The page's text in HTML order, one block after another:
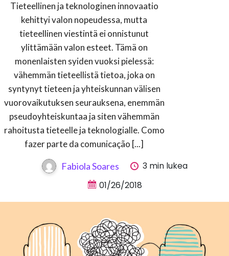
Tieteellinen ja teknologinen innovaatio
kehittyi valon nopeudessa, mutta
tieteellinen viestintä ei onnistunut
ylittämään valon esteet. Tämä on
monenlaisten syiden vuoksi pielessä:
vähemmän tieteellistä tietoa, joka on
syntynyt tieteen ja yhteiskunnan välisen
vuorovaikutuksen seurauksena, enemmän
pseudoyhteiskuntaa ja siten vähemmän
rahoitusta tieteelle ja teknologialle. Como
fazer parte da comunicação [...]
Fabiola Soares
3 min lukea
01/26/2018